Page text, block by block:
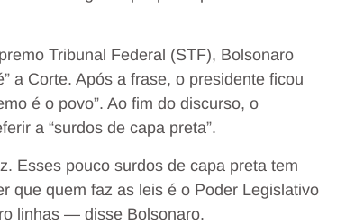
Tribunal Federal (STF), Bolsonaro
a Corte. Após a frase, o presidente ficou
é o povo”. Ao fim do discurso, o
a “surdos de capa preta”.
Esses pouco surdos de capa preta tem
que quem faz as leis é o Poder Legislativo
linhas — disse Bolsonaro.